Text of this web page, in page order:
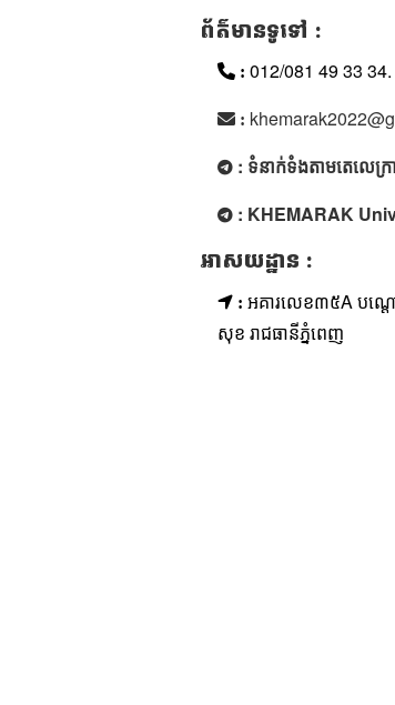
ព័ត៌មានទូទៅ :
: 012/081 49 33
:
: ទំនាក់ទំងតាមតេលេក្រ
: KHEMARAK
អាសយដ្ឋាន :
: អគារលេខ៣៥A បណ្ដោ
សុខ រាជធានីភ្នំពេញ